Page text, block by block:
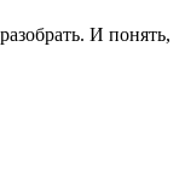
И понять,